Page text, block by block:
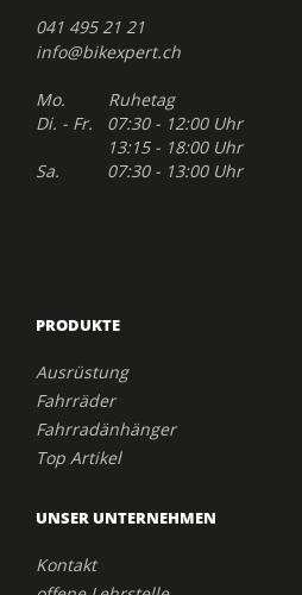
041 495 21 21
info@bikexpert.ch
Mo. Ruhetag
Di. - Fr. 07:30 - 12:00 Uhr
13:15 - 18:00 Uhr
Sa. 07:30 - 13:00 Uhr
PRODUKTE
Ausrüstung
Fahrräder
Fahrradänhänger
Top Artikel
UNSER UNTERNEHMEN
Kontakt